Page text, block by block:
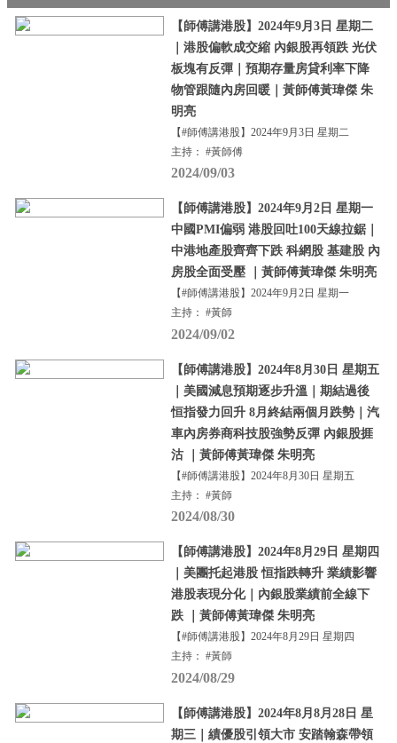
【師傅講港股】2024年9月3日 星期二
｜港股偏軟成交縮 內銀股再領跌 光伏
板塊有反彈｜預期存量房貸利率下降
物管跟隨內房回暖｜黃師傅黃瑋傑 朱
明亮
【#師傅講港股】2024年9月3日 星期二
主持： #黃師傅
2024/09/03
【師傅講港股】2024年9月2日 星期一
中國PMI偏弱 港股回吐100天線拉鋸｜
中港地產股齊齊下跌 科網股 基建股 內
房股全面受壓 ｜黃師傅黃瑋傑 朱明亮
【#師傅講港股】2024年9月2日 星期一
主持： #黃師
2024/09/02
【師傅講港股】2024年8月30日 星期五
｜美國減息預期逐步升溫｜期結過後
恒指發力回升 8月終結兩個月跌勢｜汽
車內房券商科技股強勢反彈 內銀股捱
沽 ｜黃師傅黃瑋傑 朱明亮
【#師傅講港股】2024年8月30日 星期五
主持： #黃師
2024/08/30
【師傅講港股】2024年8月29日 星期四
｜美團托起港股 恒指跌轉升 業績影響
港股表現分化｜內銀股業績前全線下
跌 ｜黃師傅黃瑋傑 朱明亮
【#師傅講港股】2024年8月29日 星期四
主持： #黃師
2024/08/29
【師傅講港股】2024年8月8月28日 星
期三｜績優股引領大市 安踏翰森帶領